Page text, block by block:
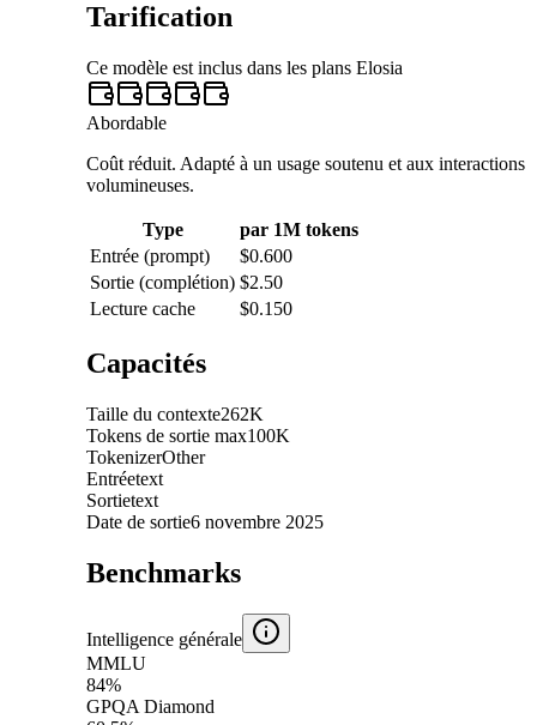
Tarification
Ce modèle est inclus dans les plans Elosia
Abordable
Coût réduit. Adapté à un usage soutenu et aux interactions
volumineuses.
Type
par 1M tokens
Entrée (prompt)
$0.600
Sortie (complétion) $2.50
Lecture cache
$0.150
Capacités
Taille du contexte262K
Tokens de sortie max100K
TokenizerOther
Entréetext
Sortietext
Date de sortie6 novembre 2025
Benchmarks
Intelligence générale
MMLU
84%
GPQA Diamond